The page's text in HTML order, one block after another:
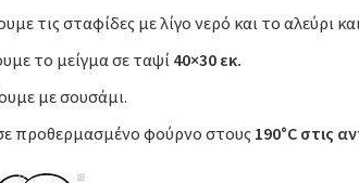
τις σταφίδες με λίγο νερό και το αλεύρι
το μείγμα σε ταψί 40×30 εκ.
με σουσάμι.
προθερμασμένο φούρνο στους 190°C στις